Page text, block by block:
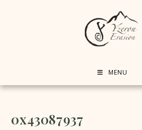
MENU
0x43087937